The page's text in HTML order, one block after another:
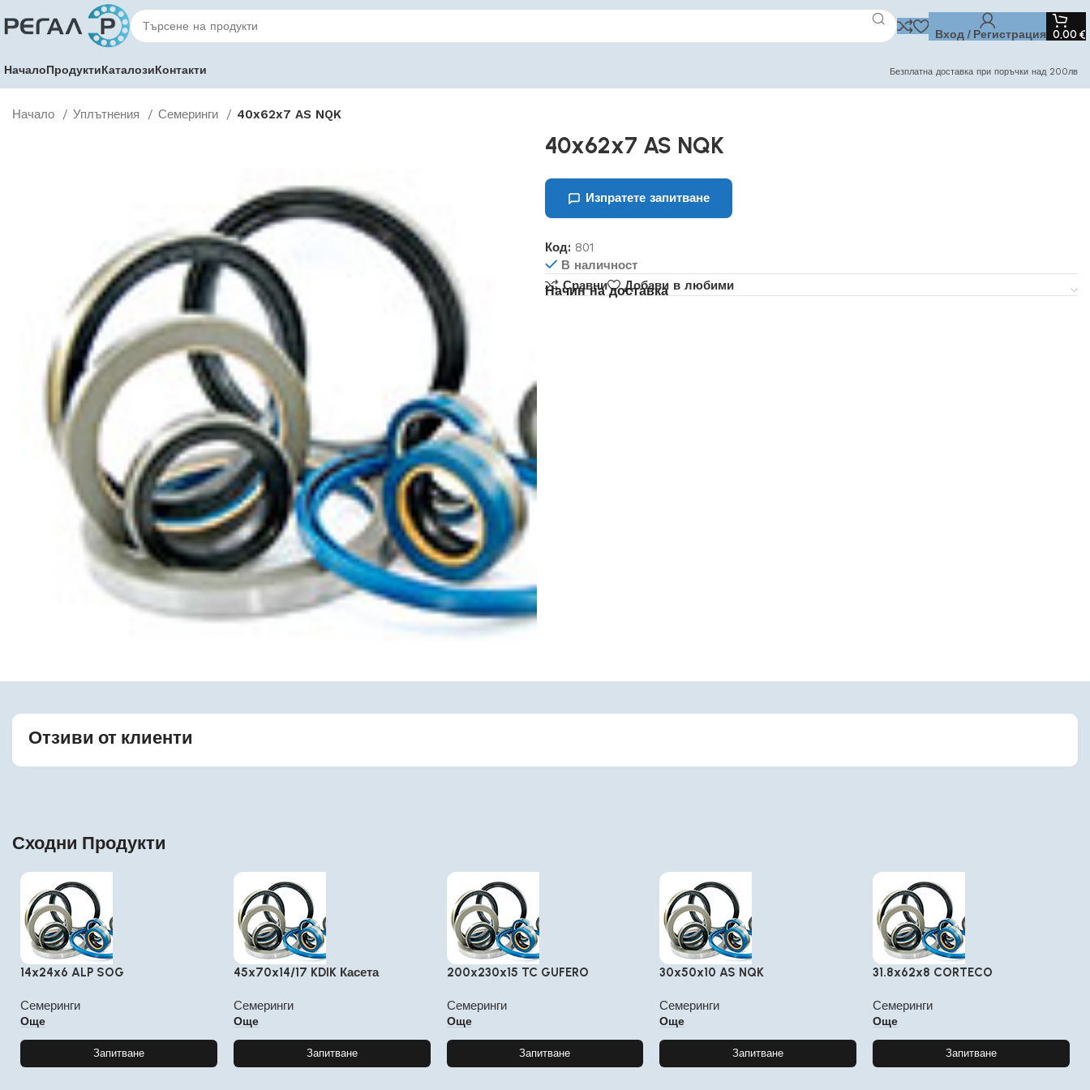
Вход / Регистрация 0,00 €
НачалоПродуктиКаталозиКонтакти Безплатна доставка при поръчки над 200лв
Начало Уплътнения Семеринги 40x62x7 AS NQK
40x62x7 AS NQK
Изпратете запитване
Код: 801
В наличност
Сравни
Добави в любими
Начин на доставка
Отзиви от клиенти
Сходни Продукти
14x24x6 ALP SOG
Семеринги
Още
Запитване
45x70x14/17 KDIK Касета
Семеринги
Още
Запитване
200x230x15 TC GUFERO
Семеринги
Още
Запитване
30x50x10 AS NQK
Семеринги
Още
Запитване
31.8x62x8 CORTECO
Семеринги
Още
Запитване